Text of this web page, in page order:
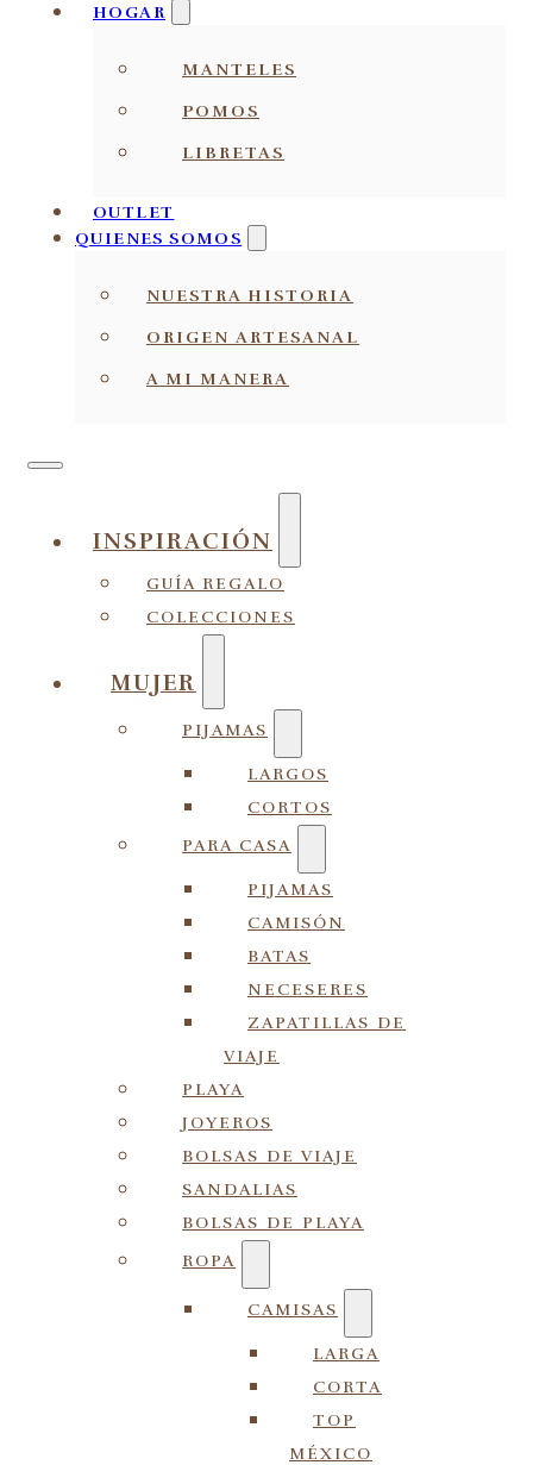
HOGAR
MANTELES
POMOS
LIBRETAS
OUTLET
QUIENES SOMOS
NUESTRA HISTORIA
ORIGEN ARTESANAL
A MI MANERA
INSPIRACIÓN
GUÍA REGALO
COLECCIONES
MUJER
PIJAMAS
LARGOS
CORTOS
PARA CASA
PIJAMAS
CAMISÓN
BATAS
NECESERES
ZAPATILLAS DE
VIAJE
PLAYA
JOYEROS
BOLSAS DE VIAJE
SANDALIAS
BOLSAS DE PLAYA
ROPA
CAMISAS
LARGA
CORTA
TOP
MÉXICO